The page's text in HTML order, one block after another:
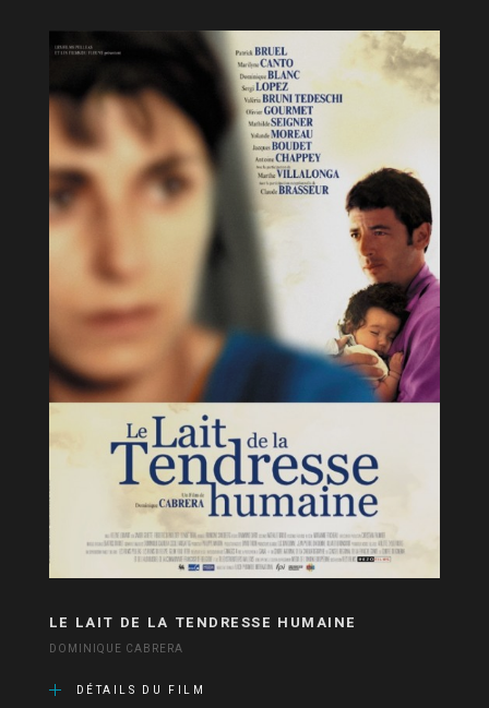
LE LAIT DE LA TENDRESSE HUMAINE
DOMINIQUE CABRERA
DÉTAILS DU FILM